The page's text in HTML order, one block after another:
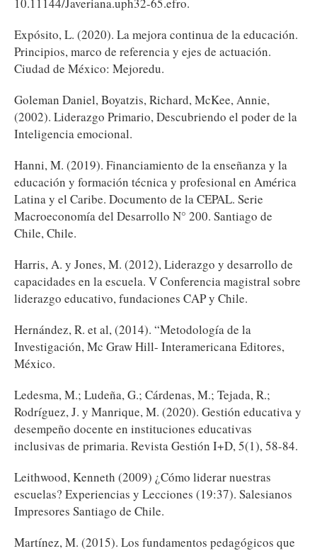
Expósito, L. (2020). La mejora continua de la educación.
Principios, marco de referencia y ejes de actuación.
Ciudad de México: Mejoredu.
Goleman Daniel, Boyatzis, Richard, McKee, Annie,
(2002). Liderazgo Primario, Descubriendo el poder de la
Inteligencia emocional.
Hanni, M. (2019). Financiamiento de la enseñanza y la
educación y formación técnica y profesional en América
Latina y el Caribe. Documento de la CEPAL. Serie
Macroeconomía del Desarrollo N° 200. Santiago de
Chile, Chile.
Harris, A. y Jones, M. (2012), Liderazgo y desarrollo de
capacidades en la escuela. V Conferencia magistral sobre
liderazgo educativo, fundaciones CAP y Chile.
Hernández, R. et al, (2014). “Metodología de la
Investigación, Mc Graw Hill- Interamericana Editores,
México.
Ledesma, M.; Ludeña, G.; Cárdenas, M.; Tejada, R.;
Rodríguez, J. y Manrique, M. (2020). Gestión educativa y
desempeño docente en instituciones educativas
inclusivas de primaria. Revista Gestión I+D, 5(1), 58-84.
Leithwood, Kenneth (2009) ¿Cómo liderar nuestras
escuelas? Experiencias y Lecciones (19:37). Salesianos
Impresores Santiago de Chile.
Martínez, M. (2015). Los fundamentos pedagógicos que